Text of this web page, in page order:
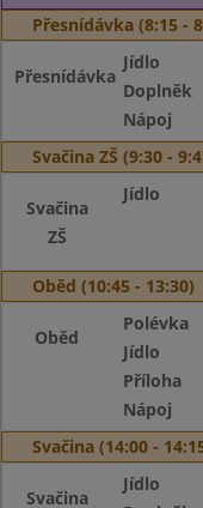
Přesnídávka (8:15 -
Přesnídávka
Jídlo
Doplněk
Nápoj
Svačina ZŠ (9:30 -
Svačina
ZŠ
Jídlo
Oběd (10:45 - 13:30)
Oběd
Polévka
Jídlo
Příloha
Nápoj
Svačina (14:00 -
Svačina
Jídlo